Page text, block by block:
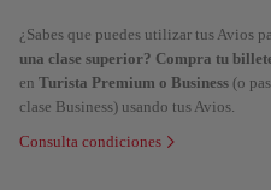
¿Sabes que puedes utilizar tus Avios
una clase superior? Compra tu
en Turista Premium o Business (o
clase Business) usando tus Avios.
Consulta condiciones